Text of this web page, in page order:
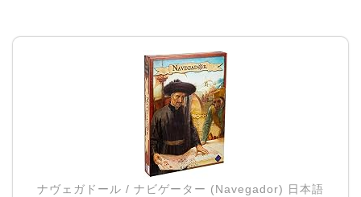
ナヴェガドール / ナビゲーター (Navegador) 日本語